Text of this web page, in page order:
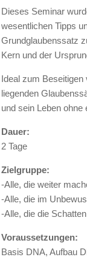
Dieses Seminar
wesentlichen Tipps
Grundglaubenssatz
Kern und der
Ideal zum
liegenden
und sein Leben
Dauer:
2 Tage
Zielgruppe:
-Alle, die weiter
-Alle, die im
-Alle, die die
Voraussetzungen:
Basis DNA, Aufbau